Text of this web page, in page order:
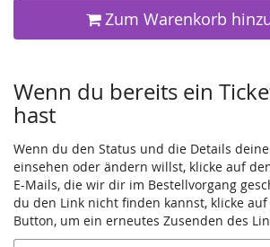
Zum Warenkorb
Wenn du bereits ein
hast
Wenn du den Status und die Details
einsehen oder ändern willst, klicke auf
E-Mails, die wir dir im Bestellvorgang
du den Link nicht finden kannst, klicke
Button, um ein erneutes Zusenden des